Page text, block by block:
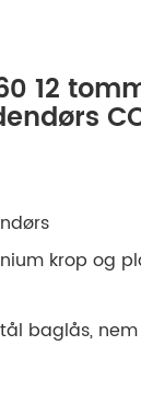
12
krop og
baglås,